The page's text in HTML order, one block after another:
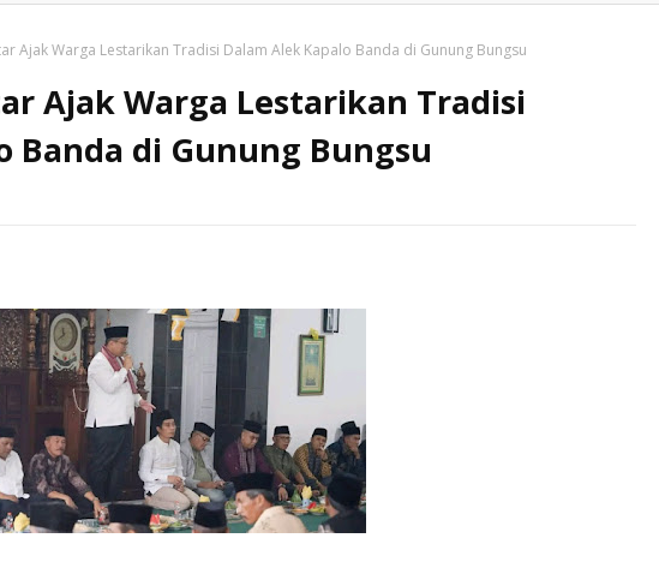
Ajak Warga Lestarikan Tradisi Dalam Alek Kapalo Banda di Gunung Bungsu
Ajak Warga Lestarikan Tradisi
Banda di Gunung Bungsu